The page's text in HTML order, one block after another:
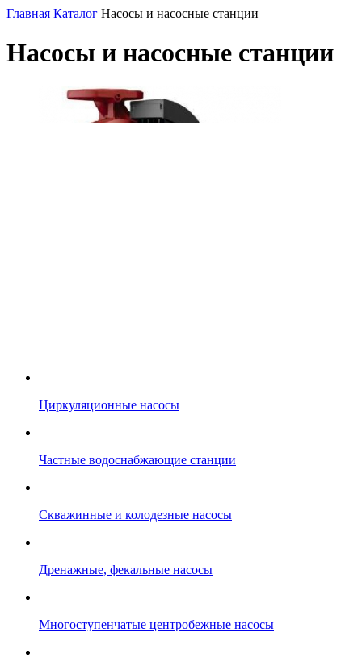
Главная Каталог Насосы и насосные станции
Насосы и насосные станции
Циркуляционные насосы
Частные водоснабжающие станции
Скважинные и колодезные насосы
Дренажные, фекальные насосы
Многоступенчатые центробежные насосы